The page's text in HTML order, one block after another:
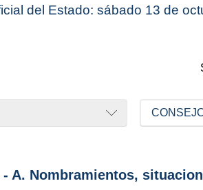
del Estado: sábado 13 de
A. Nombramientos,